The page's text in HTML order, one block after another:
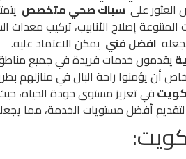
العثور على سباك صحي متخصص
إصلاح الأنابيب، تركيب معدات
افضل فني يمكن الاعتماد عليه.
يقدمون خدمات فريدة في جميع
أن يؤمنوا راحة البال في منازلهم
في تعزيز مستوى جودة الحياة،
أفضل مستويات الخدمة، مما